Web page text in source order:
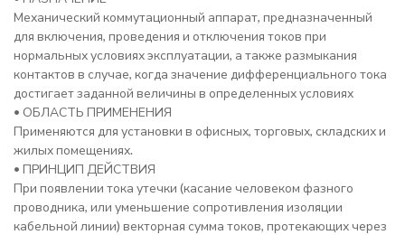
Механический коммутационный аппарат, предназначенный
для включения, проведения и отключения токов при
нормальных условиях эксплуатации, а также размыкания
контактов в случае, когда значение дифференциального тока
достигает заданной величины в определенных условиях
• ОБЛАСТЬ ПРИМЕНЕНИЯ
Применяются для установки в офисных, торговых, складских и
жилых помещениях.
• ПРИНЦИП ДЕЙСТВИЯ
При появлении тока утечки (касание человеком фазного
проводника, или уменьшение сопротивления изоляции
кабельной линии) векторная сумма токов, протекающих через